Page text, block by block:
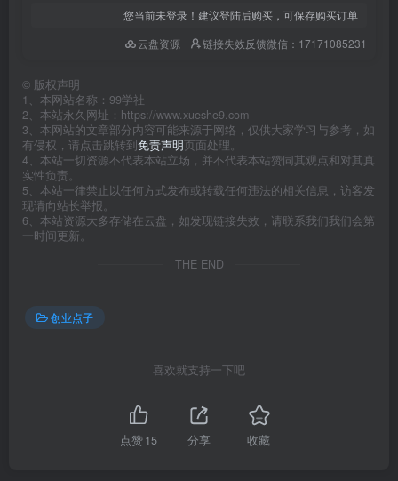
您当前未登录！建议登陆后购买，可保存购买订单
云盘资源
链接失效反馈微信：17171085231
© 版权声明
1、本网站名称：99学社
2、本站永久网址：https://www.xueshe9.com
3、本网站的文章部分内容可能来源于网络，仅供大家学习与参考，如
有侵权，请点击跳转到免责声明页面处理。
4、本站一切资源不代表本站立场，并不代表本站赞同其观点和对其真
实性负责。
5、本站一律禁止以任何方式发布或转载任何违法的相关信息，访客发
现请向站长举报。
6、本站资源大多存储在云盘，如发现链接失效，请联系我们我们会第
一时间更新。
THE END
创业点子
喜欢就支持一下吧
点赞15 分享 收藏